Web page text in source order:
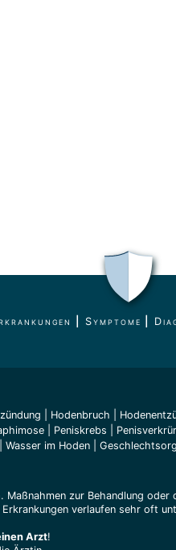
Symptome
Hodenbruch
Peniskrebs
Wasser im Hoden
Maßnahmen zur Behandlung
verlaufen sehr oft
Arzt!